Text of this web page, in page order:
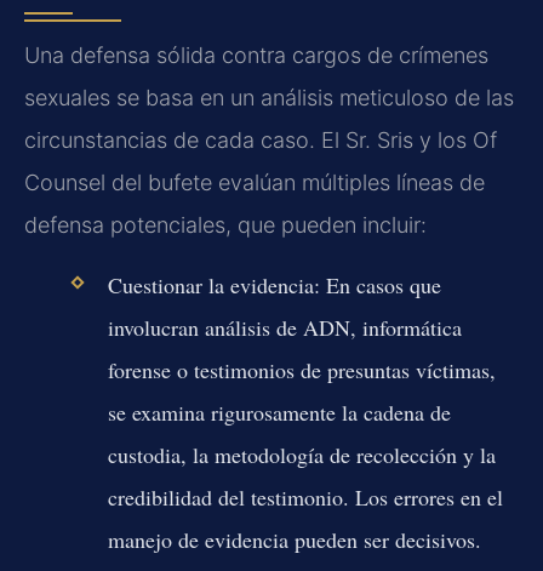
Una defensa sólida contra cargos de crímenes
sexuales se basa en un análisis meticuloso de las
circunstancias de cada caso. El Sr. Sris y los Of
Counsel del bufete evalúan múltiples líneas de
defensa potenciales, que pueden incluir:
Cuestionar la evidencia: En casos que
involucran análisis de ADN, informática
forense o testimonios de presuntas víctimas,
se examina rigurosamente la cadena de
custodia, la metodología de recolección y la
credibilidad del testimonio. Los errores en el
manejo de evidencia pueden ser decisivos.